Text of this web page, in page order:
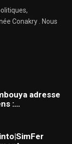
Conakry . Nous
adresse
:…